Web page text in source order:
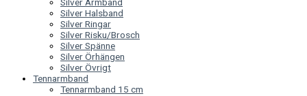
Silver Halsband
Silver Ringar
Silver Risku/Brosch
Silver Spänne
Silver Örhängen
Silver Övrigt
Tennarmband
Tennarmband 15 cm